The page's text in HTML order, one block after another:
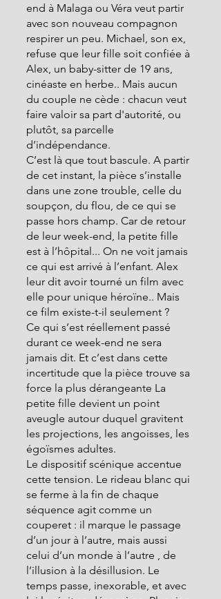
end à Malaga ou Véra veut partir
avec son nouveau compagnon
respirer un peu. Michael, son ex,
refuse que leur fille soit confiée à
Alex, un baby-sitter de 19 ans,
cinéaste en herbe.. Mais aucun
du couple ne cède : chacun veut
faire valoir sa part d'autorité, ou
plutôt, sa parcelle
d’indépendance.
C’est là que tout bascule. A partir
de cet instant, la pièce s’installe
dans une zone trouble, celle du
soupçon, du flou, de ce qui se
passe hors champ. Car de retour
de leur week-end, la petite fille
est à l’hôpital... On ne voit jamais
ce qui est arrivé à l’enfant. Alex
leur dit avoir tourné un film avec
elle pour unique héroïne.. Mais
ce film existe-t-il seulement ?
Ce qui s’est réellement passé
durant ce week-end ne sera
jamais dit. Et c’est dans cette
incertitude que la pièce trouve sa
force la plus dérangeante La
petite fille devient un point
aveugle autour duquel gravitent
les projections, les angoisses, les
égoïsmes adultes.
Le dispositif scénique accentue
cette tension. Le rideau blanc qui
se ferme à la fin de chaque
séquence agit comme un
couperet : il marque le passage
d’un jour à l’autre, mais aussi
celui d’un monde à l’autre , de
l’illusion à la désillusion. Le
temps passe, inexorable, et avec